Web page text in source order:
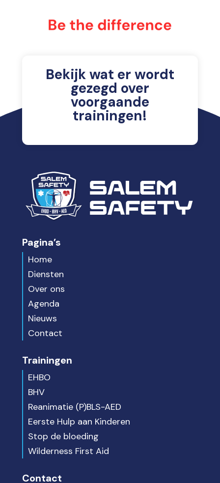
Bekijk wat er wordt
gezegd over
voorgaande
trainingen!
Pagina’s
Home
Diensten
Over ons
Agenda
Nieuws
Contact
Trainingen
EHBO
BHV
Reanimatie (P)BLS-AED
Eerste Hulp aan Kinderen
Stop de bloeding
Wilderness First Aid
Contact